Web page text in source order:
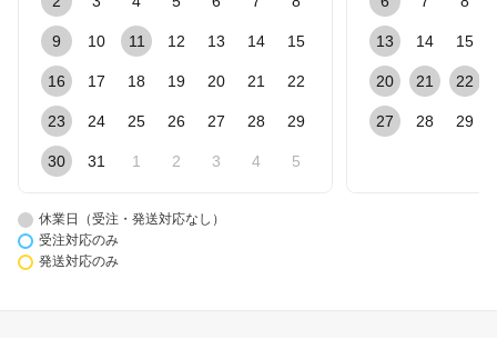
9 10 11 12 13 14 15
16 17 18 19 20 21 22
23 24 25 26 27 28 29
30 31 1 2 3 4 5
13 14 15
20 21 22
27 28 29
休業日（受注・発送対応なし）
受注対応のみ
発送対応のみ